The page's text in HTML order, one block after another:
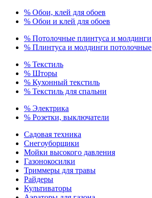
% Обои, клей для обоев
% Обои и клей для обоев
% Потолочные плинтуса и молдинги
% Плинтуса и молдинги потолочные
% Текстиль
% Шторы
% Кухонный текстиль
% Текстиль для спальни
% Электрика
% Розетки, выключатели
Садовая техника
Снегоуборщики
Мойки высокого давления
Газонокосилки
Триммеры для травы
Райдеры
Культиваторы